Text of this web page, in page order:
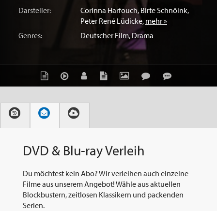
Darsteller:
Corinna Harfouch, Birte Schnöink,
Peter René Lüdicke, mehr »
Genres:
Deutscher Film,Drama
DVD & Blu-ray Verleih
Du möchtest kein Abo? Wir verleihen auch einzelne
Filme aus unserem Angebot! Wähle aus aktuellen
Blockbustern, zeitlosen Klassikern und packenden
Serien.